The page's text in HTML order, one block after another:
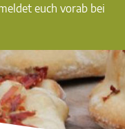
euch vorab bei